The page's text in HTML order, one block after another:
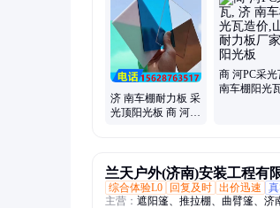
济 南车棚耐力板 采
光顶阳光板 商 河车
商 河PC采光
南车棚阳光
兰天户外(济南)安装工程有
综合体验L0
回复及时 出价迅速
主营： 遮阳篷、推拉棚、曲臂篷、济